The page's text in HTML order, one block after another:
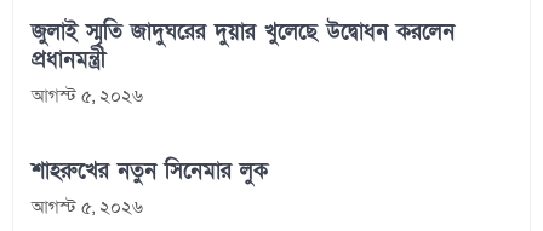
জুলাই স্মৃতি জাদুঘরের দুয়ার খুলেছে উদ্বোধন করলেন
প্রধানমন্ত্রী
আগস্ট ৫, ২০২৬
শাহরুখের নতুন সিনেমার লুক
আগস্ট ৫, ২০২৬